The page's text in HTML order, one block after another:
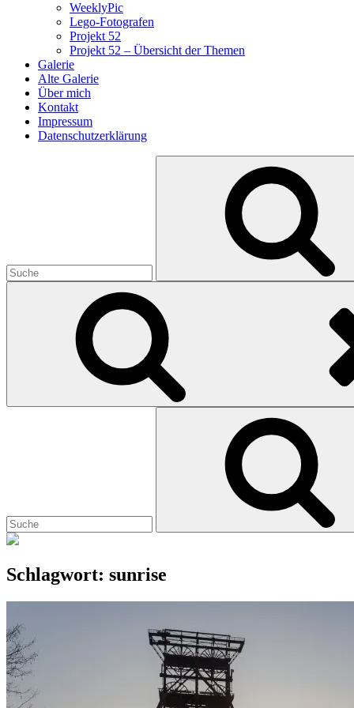
WeeklyPic
Lego-Fotografen
Projekt 52
Projekt 52 – Übersicht der Themen
Galerie
Alte Galerie
Über mich
Kontakt
Impressum
Datenschutzerklärung
Schlagwort: sunrise